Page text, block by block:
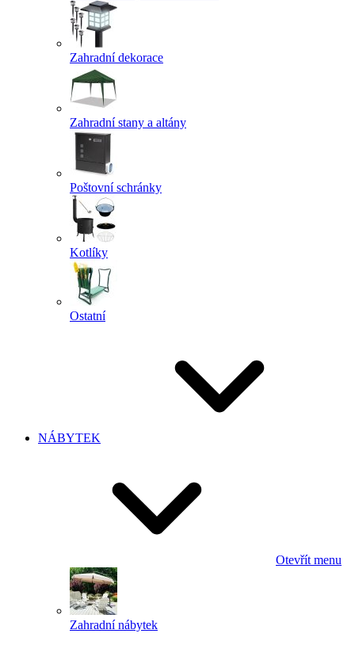
Zahradní dekorace
Zahradní stany a altány
Poštovní schránky
Kotlíky
Ostatní
NÁBYTEK
Otevřít menu
Zahradní nábytek